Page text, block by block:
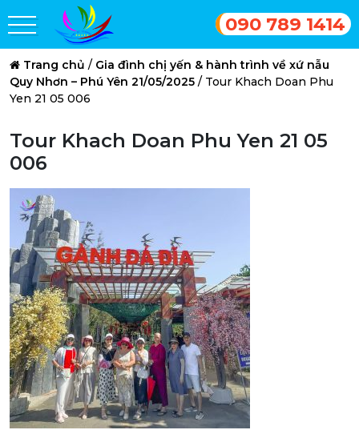
090 789 1414
Trang chủ / Gia đình chị yến & hành trình về xứ nẫu
Quy Nhơn – Phú Yên 21/05/2025 / Tour Khach Doan Phu
Yen 21 05 006
Tour Khach Doan Phu Yen 21 05
006